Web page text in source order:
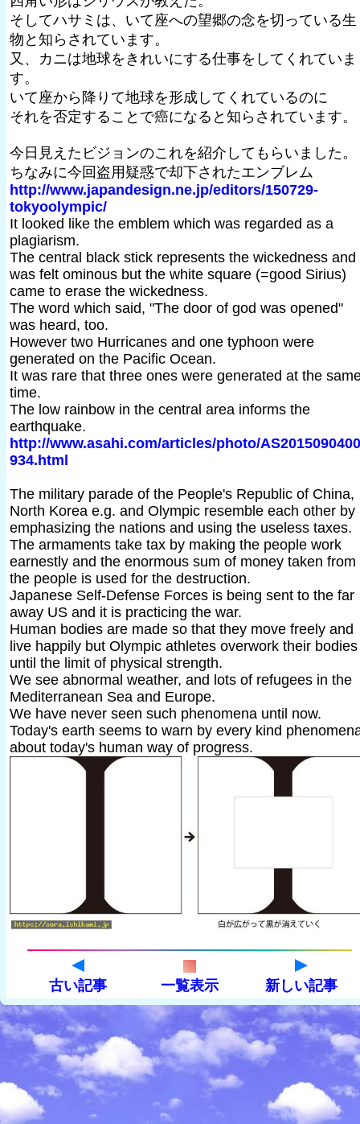
そしてハサミは、いて座への望郷の念を切っている生
物と知らされています。
又、カニは地球をきれいにする仕事をしてくれていま
す。
いて座から降りて地球を形成してくれているのに
それを否定することで癌になると知らされています。
今日見えたビジョンのこれを紹介してもらいました。
ちなみに今回盗用疑惑で却下されたエンブレム
http://www.japandesign.ne.jp/editors/150729-
tokyoolympic/
It looked like the emblem which was regarded as a
plagiarism.
The central black stick represents the wickedness and
was felt ominous but the white square (=good Sirius)
came to erase the wickedness.
The word which said, "The door of god was opened"
was heard, too.
However two Hurricanes and one typhoon were
generated on the Pacific Ocean.
It was rare that three ones were generated at the
time.
The low rainbow in the central area informs the
earthquake.
http://www.asahi.com/articles/photo/
934.html
The military parade of the People's Republic of China,
North Korea e.g. and Olympic resemble each other by
emphasizing the nations and using the useless taxes.
The armaments take tax by making the people work
earnestly and the enormous sum of money taken from
the people is used for the destruction.
Japanese Self-Defense Forces is being sent to the far
away US and it is practicing the war.
Human bodies are made so that they move freely and
live happily but Olympic athletes overwork their bodies
until the limit of physical strength.
We see abnormal weather, and lots of refugees in the
Mediterranean Sea and Europe.
We have never seen such phenomena until now.
Today's earth seems to warn by every kind
about today's human way of progress.
古い記事 一覧表示 新しい記事